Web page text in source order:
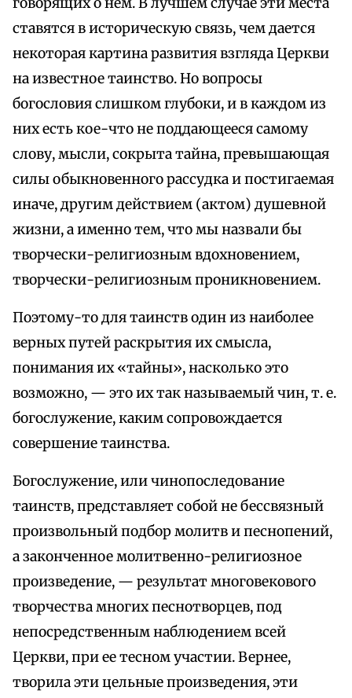
ставятся в историческую связь, чем дается
некоторая картина развития взгляда Церкви
на известное таинство. Но вопросы
богословия слишком глубоки, и в каждом из
них есть кое-что не поддающееся самому
слову, мысли, сокрыта тайна, превышающая
силы обыкновенного рассудка и постигаемая
иначе, другим действием (актом) душевной
жизни, а именно тем, что мы назвали бы
творчески-религиозным вдохновением,
творчески-религиозным проникновением.
Поэтому-то для таинств один из наиболее
верных путей раскрытия их смысла,
понимания их «тайны», насколько это
возможно, — это их так называемый чин, т. е.
богослужение, каким сопровождается
совершение таинства.
Богослужение, или чинопоследование
таинств, представляет собой не бессвязный
произвольный подбор молитв и песнопений,
а законченное молитвенно-религиозное
произведение, — результат многовекового
творчества многих песнотворцев, под
непосредственным наблюдением всей
Церкви, при ее тесном участии. Вернее,
творила эти цельные произведения, эти